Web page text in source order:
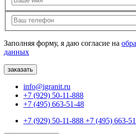
Заполняя форму, я даю согласие на
данных
info@igranit.ru
+7 (929) 50-11-888
+7 (495) 663-51-48
+7 (929) 50-11-888 +7 (495) 663-